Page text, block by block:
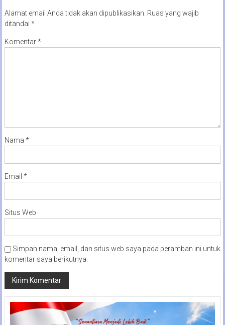
Alamat email Anda tidak akan dipublikasikan. Ruas yang wajib
ditandai *
Komentar*
Nama *
Email *
Situs Web
Simpan nama, email, dan situs web saya pada peramban ini untuk
komentar saya berikutnya.